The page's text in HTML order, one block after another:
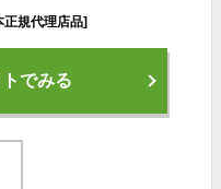
正規代理店品]
でみる